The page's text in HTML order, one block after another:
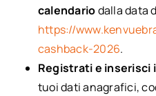
calendariodalla data
https://
cashback-2026.
Registrati e inserisci
tuoi dati anagrafici,